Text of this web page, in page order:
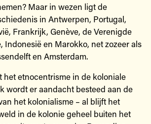
Maar in wezen ligt de
in Antwerpen, Portugal,
Frankrijk, Genève, de Verenigde
Indonesië en Marokko, net zozeer als
en Amsterdam.
etnocentrisme in de koloniale
wordt er aandacht besteed aan de
het kolonialisme – al blijft het
in de kolonie geheel buiten het